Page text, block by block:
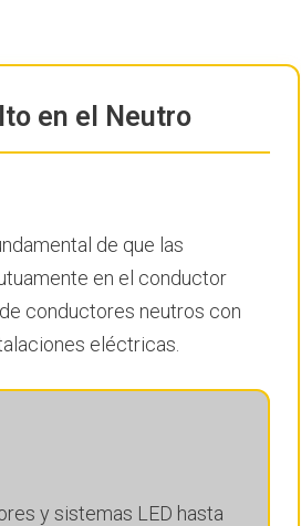
en el Neutro
de que las
en el conductor
conductores neutros con
eléctricas.
y sistemas LED hasta